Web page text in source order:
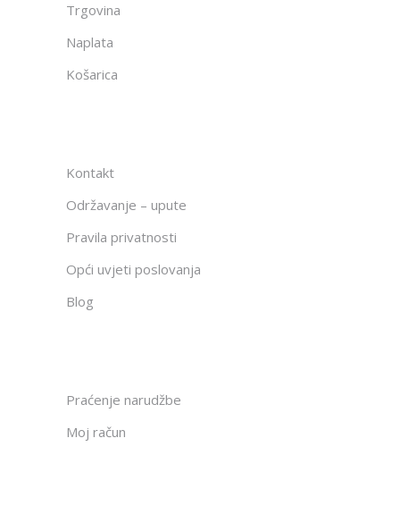
Trgovina
Naplata
Košarica
Kontakt
Održavanje – upute
Pravila privatnosti
Opći uvjeti poslovanja
Blog
Praćenje narudžbe
Moj račun